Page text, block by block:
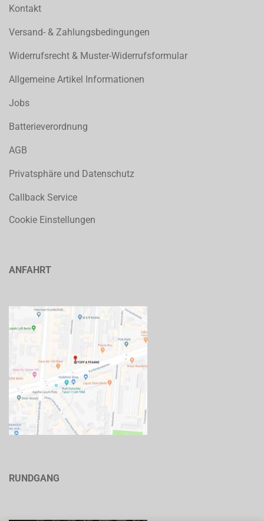
Kontakt
Versand- & Zahlungsbedingungen
Widerrufsrecht & Muster-Widerrufsformular
Allgemeine Artikel Informationen
Jobs
Batterieverordnung
AGB
Privatsphäre und Datenschutz
Callback Service
Cookie Einstellungen
ANFAHRT
RUNDGANG